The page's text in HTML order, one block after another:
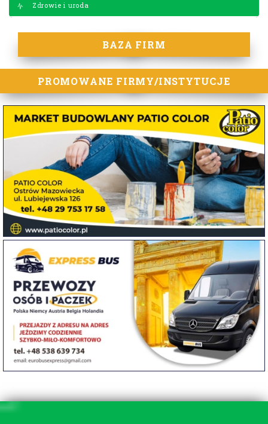
Zdrowie i uroda
BAZA FIRM
PROMOWANE FIRMY/INSTYTUCJE